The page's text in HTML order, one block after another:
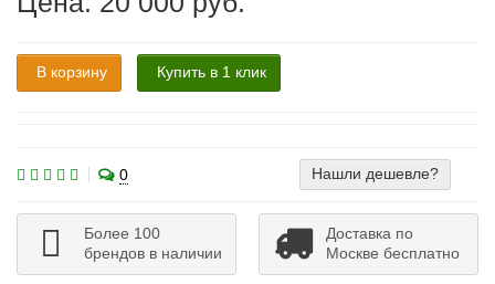
В корзину Купить в 1 клик
0 Нашли дешевле?
Более 100
брендов в наличии
Доставка по
Москве бесплатно